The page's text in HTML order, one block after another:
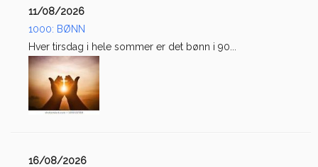
11/08/2026
1000: BØNN
Hver tirsdag i hele sommer er det bønn i 90...
16/08/2026